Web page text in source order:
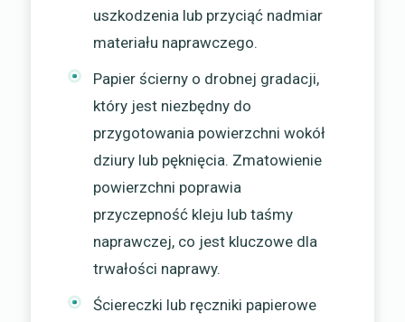
uszkodzenia lub przyciąć nadmiar
materiału naprawczego.
Papier ścierny o drobnej gradacji,
który jest niezbędny do
przygotowania powierzchni wokół
dziury lub pęknięcia. Zmatowienie
powierzchni poprawia
przyczepność kleju lub taśmy
naprawczej, co jest kluczowe dla
trwałości naprawy.
Ściereczki lub ręczniki papierowe